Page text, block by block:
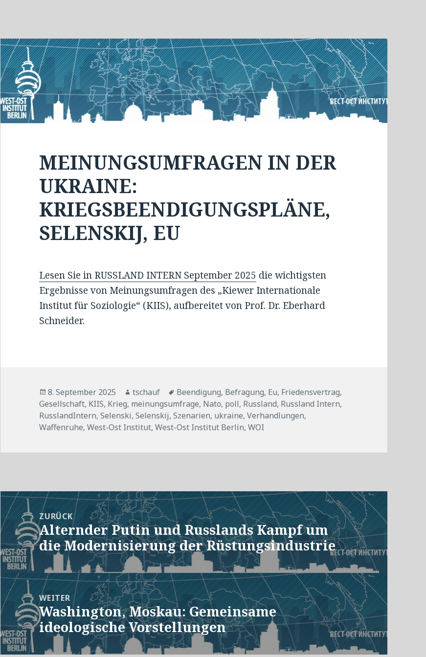
MEINUNGSUMFRAGEN IN DER
UKRAINE:
KRIEGSBEENDIGUNGSPLÄNE,
SELENSKIJ, EU
Lesen Sie in RUSSLAND INTERN September 2025 die wichtigsten
Ergebnisse von Meinungsumfragen des „Kiewer Internationale
Institut für Soziologie“ (KIIS), aufbereitet von Prof. Dr. Eberhard
Schneider.
Veröffentlicht
am
8. September 2025 Autor
tschauf Tags
Beendigung, Befragung, Eu, Friedensvertrag,
Gesellschaft, KIIS, Krieg, meinungsumfrage, Nato, poll, Russland, Russland Intern,
RusslandIntern,Selenski,Selenskij,Szenarien, ukraine,Verhandlungen,
Waffenruhe,West-Ost Institut,West-Ost Institut Berlin,WOI
Beitragsnavigation
ZURÜCK
Vorheriger
Beitrag:
Alternder Putin und Russlands Kampf um
die Modernisierung der Rüstungsindustrie
WEITER
Nächster
Beitrag:
Washington, Moskau: Gemeinsame
ideologische Vorstellungen